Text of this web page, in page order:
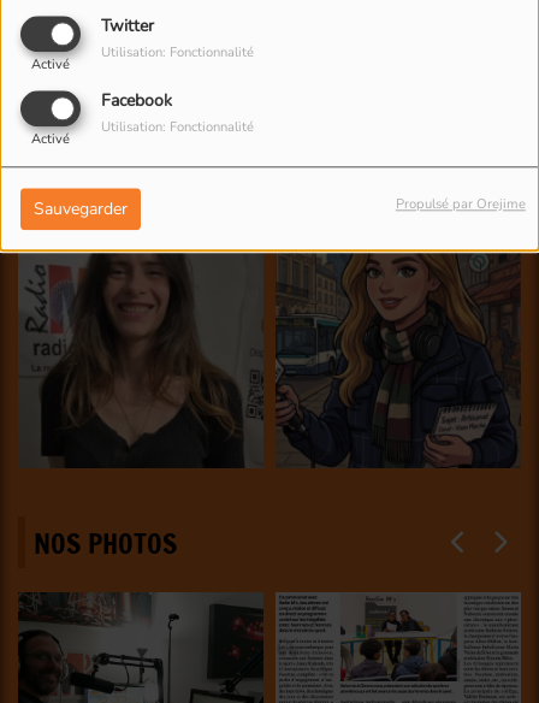
Twitter
Activé
Utilisation: Fonctionnalité
Facebook
Activé
Utilisation: Fonctionnalité
Sauvegarder Propulsé par Orejime
NOS PHOTOS